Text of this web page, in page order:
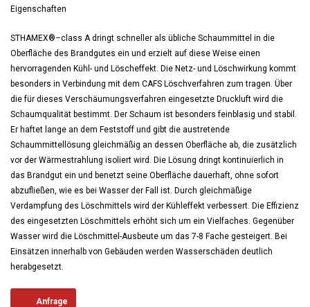
Eigenschaften
STHAMEX®–class A dringt schneller als übliche Schaummittel in die
Oberfläche des Brandgutes ein und erzielt auf diese Weise einen
hervorragenden Kühl- und Löscheffekt. Die Netz- und Löschwirkung kommt
besonders in Verbindung mit dem CAFS Löschverfahren zum tragen. Über
die für dieses Verschäumungsverfahren eingesetzte Druckluft wird die
Schaumqualität bestimmt. Der Schaum ist besonders feinblasig und stabil.
Er haftet lange an dem Feststoff und gibt die austretende
Schaummittellösung gleichmäßig an dessen Oberfläche ab, die zusätzlich
vor der Wärmestrahlung isoliert wird. Die Lösung dringt kontinuierlich in
das Brandgut ein und benetzt seine Oberfläche dauerhaft, ohne sofort
abzufließen, wie es bei Wasser der Fall ist. Durch gleichmäßige
Verdampfung des Löschmittels wird der Kühleffekt verbessert. Die Effizienz
des eingesetzten Löschmittels erhöht sich um ein Vielfaches. Gegenüber
Wasser wird die Löschmittel-Ausbeute um das 7-8 Fache gesteigert. Bei
Einsätzen innerhalb von Gebäuden werden Wasserschäden deutlich
herabgesetzt.
Anfrage